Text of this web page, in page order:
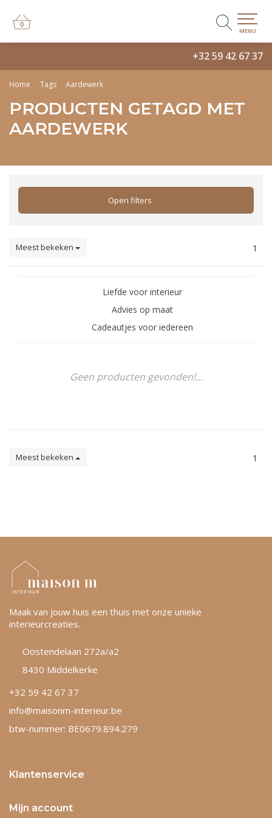
+32 59 42 67 37
0
0
MENU
Home Tags Aardewerk
PRODUCTEN GETAGD MET
AARDEWERK
Open filters
Meest bekeken 1
Liefde voor interieur
Advies op maat
Cadeautjes voor iedereen
Geen producten gevonden!...
Meest bekeken 1
Maak van jouw huis een thuis met onze unieke
interieurcreaties.
Oostendelaan 272a/a2
8430 Middelkerke
+32 59 42 67 37
info@maisonm-interieur.be
btw-nummer: BE0679.894.279
Klantenservice
Mijn account